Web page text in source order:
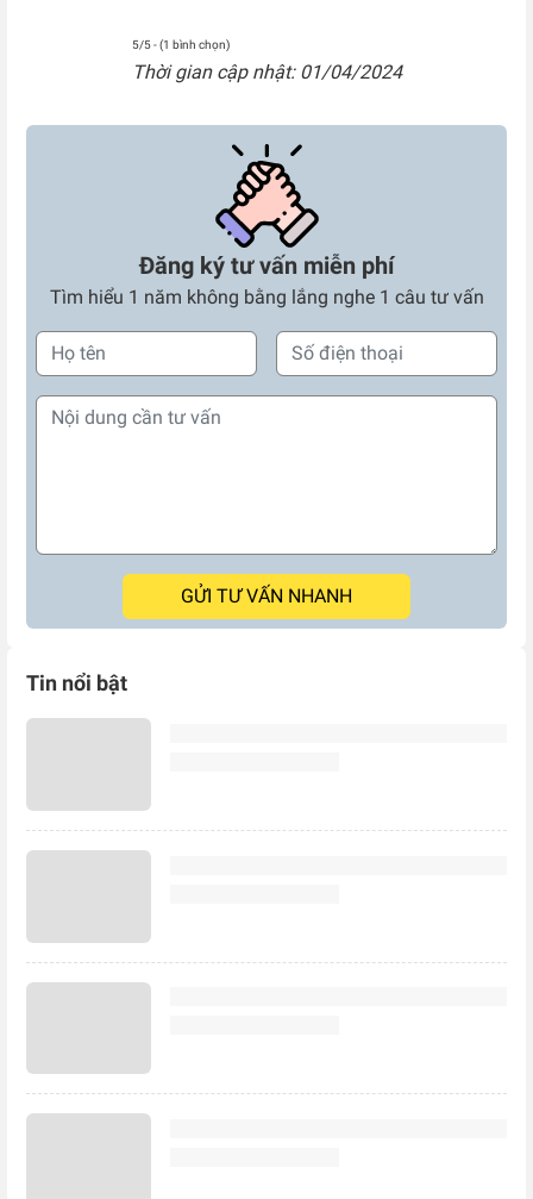
5/5 - (1 bình chọn)
Thời gian cập nhật: 01/04/2024
Đăng ký tư vấn miễn phí
Tìm hiểu 1 năm không bằng lắng nghe 1 câu tư vấn
GỬI TƯ VẤN NHANH
Tin nổi bật